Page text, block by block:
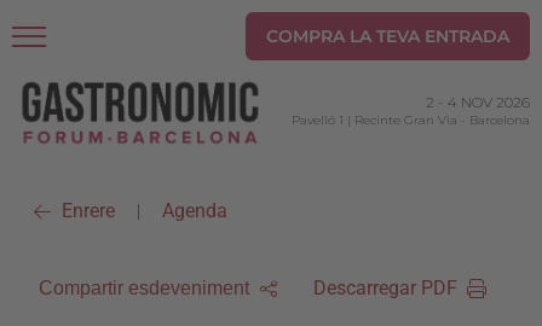
COMPRA LA TEVA ENTRADA
2 - 4 NOV 2026
Pavelló 1 | Recinte Gran Via - Barcelona
Enrere | Agenda
Compartir esdeveniment Descarregar PDF